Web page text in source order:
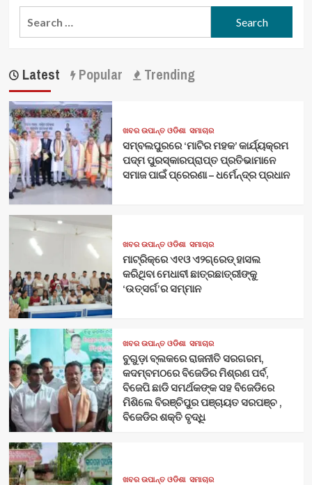
Latest Popular Trending
ଖବର ଉପାନ୍ତ ଓଡିଶା ସମାଚାର
ସମ୍ବଲପୁରରେ ‘ମାଟିର ମହକ’ କାର୍ଯ୍ୟକ୍ରମ
ପଦ୍ମ ପୁରସ୍କାରପ୍ରାପ୍ତ ପ୍ରତିଭାମାନେ
ସମାଜ ପାଇଁ ପ୍ରେରଣା – ଧର୍ମେନ୍ଦ୍ର ପ୍ରଧାନ
ଖବର ଉପାନ୍ତ ଓଡିଶା ସମାଚାର
ମାଟ୍ରିକ୍‌ରେ ଏ୧ଓ ଏ୨ଗ୍ରେଡ୍‌ ହାସଲ
କରିଥିବା ମେଧାବୀ ଛାତ୍ରଛାତ୍ରୀଙ୍କୁ
‘ଉତ୍ସର୍ଗ’ର ସମ୍ମାନ
ଖବର ଉପାନ୍ତ ଓଡିଶା ସମାଚାର
ବୁଗୁଡ଼ା ବ୍ଲକରେ ରାଜନୀତି ସରଗରମ,
କଦମ୍ବମଠରେ ବିଜେଡିର ମିଶ୍ରଣ ପର୍ବ,
ବିଜେପି ଛାଡି ସମର୍ଥକଙ୍କ ସହ ବିଜେଡିରେ
ମିଶିଲେ ବିରଞ୍ଚିପୁର ପଞ୍ଚାୟତ ସରପଞ୍ଚ ,
ବିଜେଡିର ଶକ୍ତି ବୃଦ୍ଧି
ଖବର ଉପାନ୍ତ ଓଡିଶା ସମାଚାର